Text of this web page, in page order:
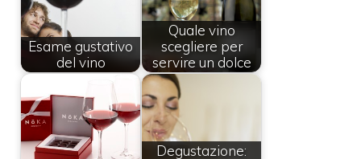
Esame gustativo
del vino
Quale vino
scegliere per
servire un dolce
Degustazione: